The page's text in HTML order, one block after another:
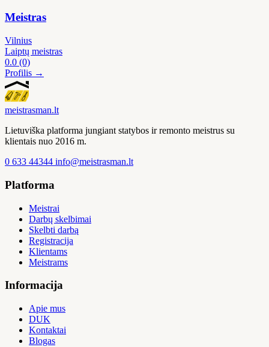
Meistras
Vilnius
Laiptų meistras
0.0 (0)
Profilis →
meistrasman.lt
Lietuviška platforma jungiant statybos ir remonto meistrus su
klientais nuo 2016 m.
0 633 44344 info@meistrasman.lt
Platforma
Meistrai
Darbų skelbimai
Skelbti darbą
Registracija
Klientams
Meistrams
Informacija
Apie mus
DUK
Kontaktai
Blogas